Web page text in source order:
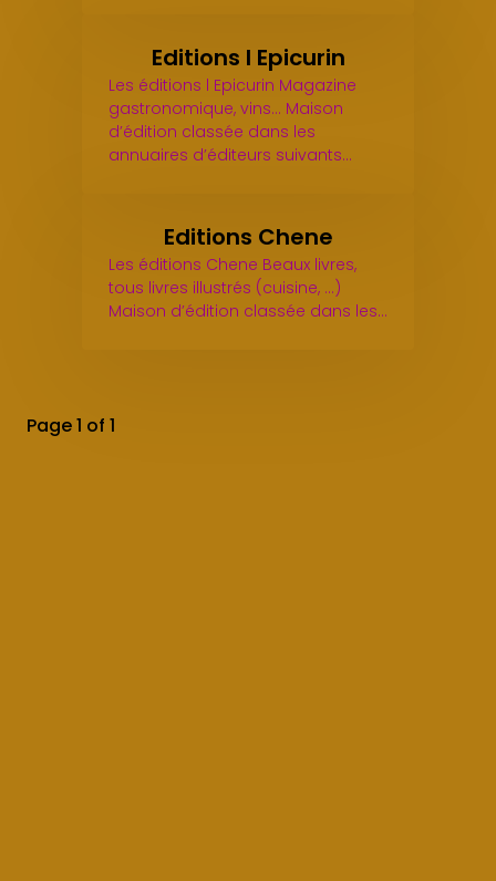
Editions l Epicurin
Les éditions l Epicurin Magazine
gastronomique, vins... Maison
d’édition classée dans les
annuaires d’éditeurs suivants…
Editions Chene
Les éditions Chene Beaux livres,
tous livres illustrés (cuisine, ...)
Maison d’édition classée dans les…
Page 1 of 1